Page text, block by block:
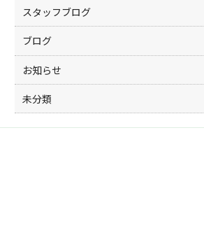
スタッフブログ
ブログ
お知らせ
未分類